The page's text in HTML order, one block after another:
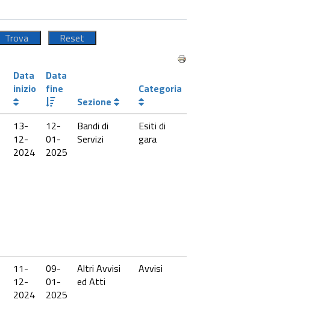
Data
inizio
Data
fine
Sezione
Categoria
13-
12-
2024
12-
01-
2025
Bandi di
Servizi
Esiti di
gara
11-
12-
2024
09-
01-
2025
Altri Avvisi
ed Atti
Avvisi